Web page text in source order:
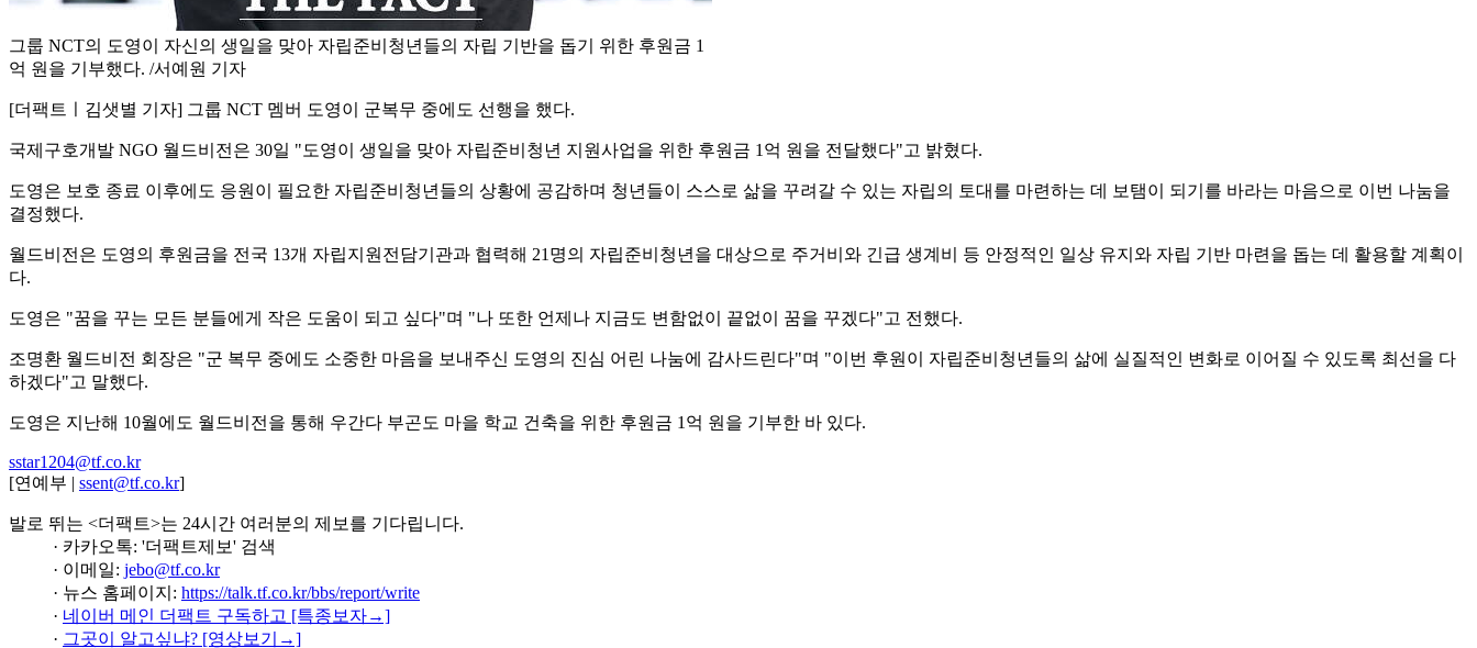
그룹 NCT의 도영이 자신의 생일을 맞아 자립준비청년들의 자립 기반을 돕기 위한 후원금 1
억 원을 기부했다. /서예원 기자
[더팩트ㅣ김샛별 기자] 그룹 NCT 멤버 도영이 군복무 중에도 선행을 했다.
국제구호개발 NGO 월드비전은 30일 "도영이 생일을 맞아 자립준비청년 지원사업을 위한 후원금 1억 원을 전달했다"고 밝혔다.
도영은 보호 종료 이후에도 응원이 필요한 자립준비청년들의 상황에 공감하며 청년들이 스스로 삶을 꾸려갈 수 있는 자립의 토대를 마련하는 데 보탬이 되기를 바라는 마음으로 이번 나눔을
결정했다.
월드비전은 도영의 후원금을 전국 13개 자립지원전담기관과 협력해 21명의 자립준비청년을 대상으로 주거비와 긴급 생계비 등 안정적인 일상 유지와 자립 기반 마련을 돕는 데 활용할 계획이
다.
도영은 "꿈을 꾸는 모든 분들에게 작은 도움이 되고 싶다"며 "나 또한 언제나 지금도 변함없이 끝없이 꿈을 꾸겠다"고 전했다.
조명환 월드비전 회장은 "군 복무 중에도 소중한 마음을 보내주신 도영의 진심 어린 나눔에 감사드린다"며 "이번 후원이 자립준비청년들의 삶에 실질적인 변화로 이어질 수 있도록 최선을 다
하겠다"고 말했다.
도영은 지난해 10월에도 월드비전을 통해 우간다 부곤도 마을 학교 건축을 위한 후원금 1억 원을 기부한 바 있다.
sstar1204@tf.co.kr
[연예부 | ssent@tf.co.kr]
발로 뛰는 <더팩트>는 24시간 여러분의 제보를 기다립니다.
· 카카오톡: '더팩트제보' 검색
· 이메일: jebo@tf.co.kr
· 뉴스 홈페이지: https://talk.tf.co.kr/bbs/report/write
· 네이버 메인 더팩트 구독하고 [특종보자→]
· 그곳이 알고싶냐? [영상보기→]